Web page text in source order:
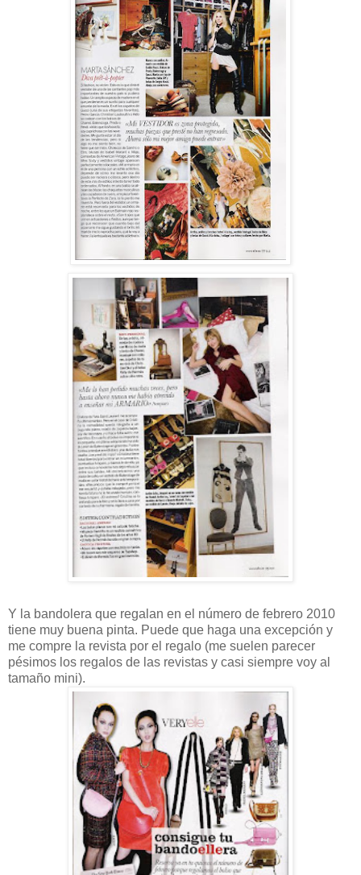
Y la bandolera que regalan en el número de febrero 2010
tiene muy buena pinta. Puede que haga una excepción y
me compre la revista por el regalo (me suelen parecer
pésimos los regalos de las revistas y casi siempre voy al
tamaño mini).